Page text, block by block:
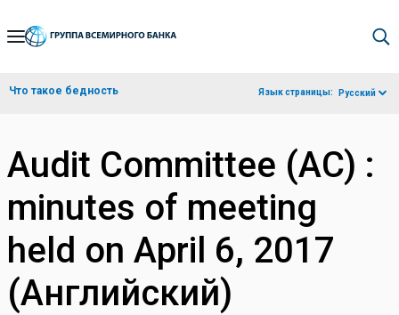
Skip
Navigation
Что такое бедность Язык страницы: Русский
Audit Committee (AC) :
minutes of meeting
held on April 6, 2017
(Английский)